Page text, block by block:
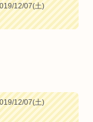
12/07(土)
12/07(土)